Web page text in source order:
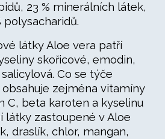
23 % minerálních látek,
polysacharidů.
látky Aloe vera patří
skořicové, emodin,
Co se týče
zejména vitamíny
C, beta karoten a kyselinu
látky zastoupené v Aloe
draslík, chlor, mangan,